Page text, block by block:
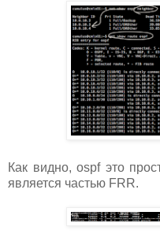
Как видно, ospf это
является частью FRR.